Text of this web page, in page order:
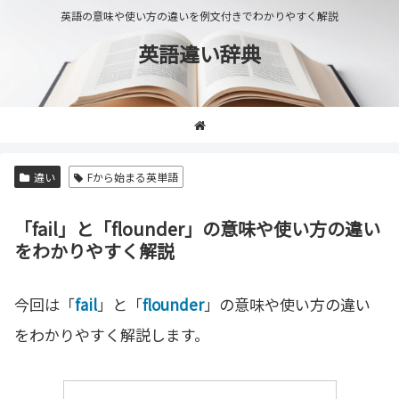
英語の意味や使い方の違いを例文付きでわかりやすく解説
英語違い辞典
違い Fから始まる英単語
「fail」と「flounder」の意味や使い方の違い
をわかりやすく解説
今回は「fail」と「flounder」の意味や使い方の違い
をわかりやすく解説します。